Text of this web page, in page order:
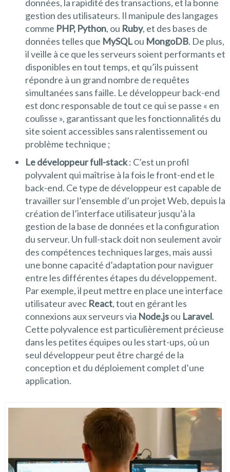
données, la rapidité des transactions, et la bonne
gestion des utilisateurs. Il manipule des langages
comme PHP, Python, ou Ruby, et des bases de
données telles que MySQLou MongoDB. De plus,
il veille à ce que les serveurs soient performants et
disponibles en tout temps, et qu’ils puissent
répondre à un grand nombre de requêtes
simultanées sans faille. Le développeur back-end
est donc responsable de tout ce qui se passe « en
coulisse », garantissant que les fonctionnalités du
site soient accessibles sans ralentissement ou
problème technique ;
Le développeur full-stack: C’est un profil
polyvalent qui maîtrise à la fois le front-end et le
back-end. Ce type de développeur est capable de
travailler sur l’ensemble d’un projet Web, depuis la
création de l’interface utilisateur jusqu’à la
gestion de la base de données et la configuration
du serveur. Un full-stack doit non seulement avoir
des compétences techniques larges, mais aussi
une bonne capacité d’adaptation pour naviguer
entre les différentes étapes du développement.
Par exemple, il peut mettre en place une interface
utilisateur avec React, tout en gérant les
connexions aux serveurs via Node.jsou Laravel.
Cette polyvalence est particulièrement précieuse
dans les petites équipes ou les start-ups, où un
seul développeur peut être chargé de la
conception et du déploiement complet d’une
application.